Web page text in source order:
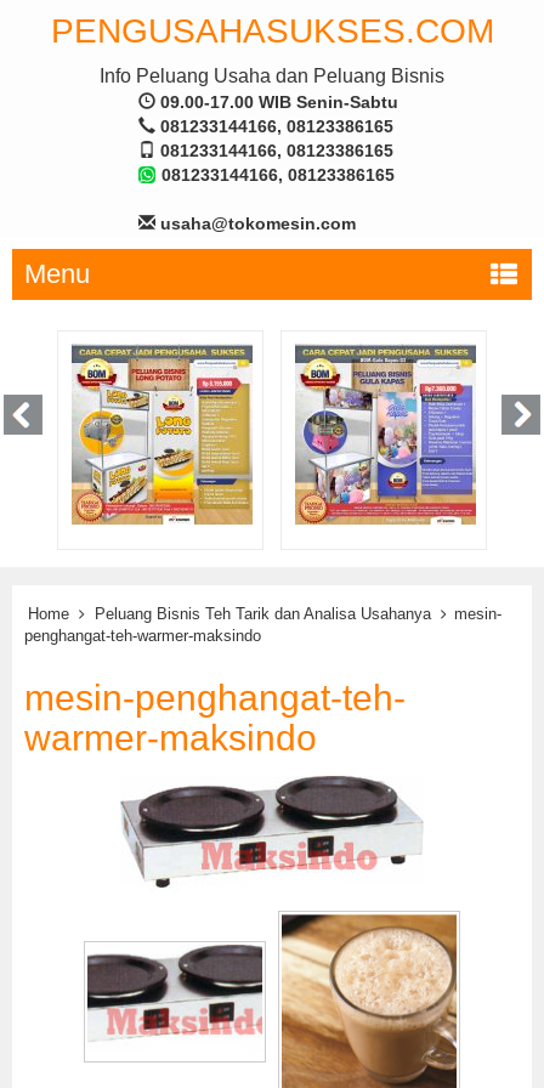
PENGUSAHASUKSES.COM
Info Peluang Usaha dan Peluang Bisnis
09.00-17.00 WIB Senin-Sabtu
081233144166, 08123386165
081233144166, 08123386165
081233144166, 08123386165
usaha@tokomesin.com
Menu
Home Peluang Bisnis Teh Tarik dan Analisa Usahanya
mesin-
penghangat-teh-warmer-maksindo
mesin-penghangat-teh-
warmer-maksindo